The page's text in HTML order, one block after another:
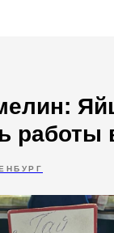
работы